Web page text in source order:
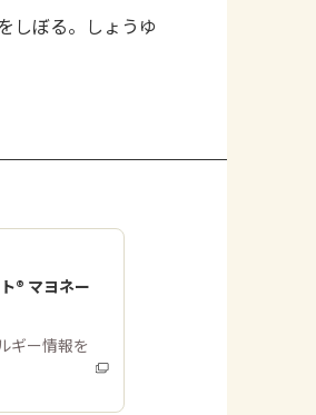
しぼる。しょうゆ
® マヨネー
ギー情報を